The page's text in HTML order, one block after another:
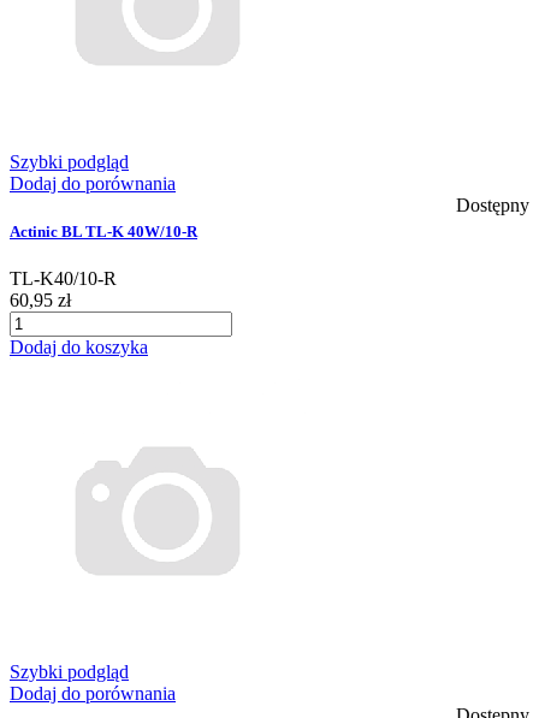
Szybki podgląd
Dodaj do porównania
Dostępny
Actinic BL TL-K 40W/10-R
TL-K40/10-R
60,95 zł
Dodaj do koszyka
Szybki podgląd
Dodaj do porównania